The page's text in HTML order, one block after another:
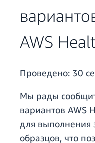
AWS
Проведено: 30
Мы рады
вариантов AWS
для выполнения
образцов, что